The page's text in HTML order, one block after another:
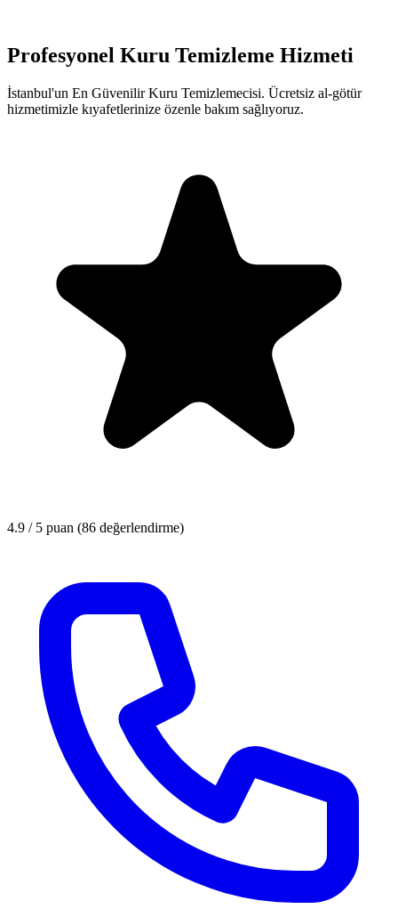
Profesyonel Kuru Temizleme Hizmeti
İstanbul'un En Güvenilir Kuru Temizlemecisi. Ücretsiz al-götür
hizmetimizle kıyafetlerinize özenle bakım sağlıyoruz.
4.9 / 5 puan (86 değerlendirme)